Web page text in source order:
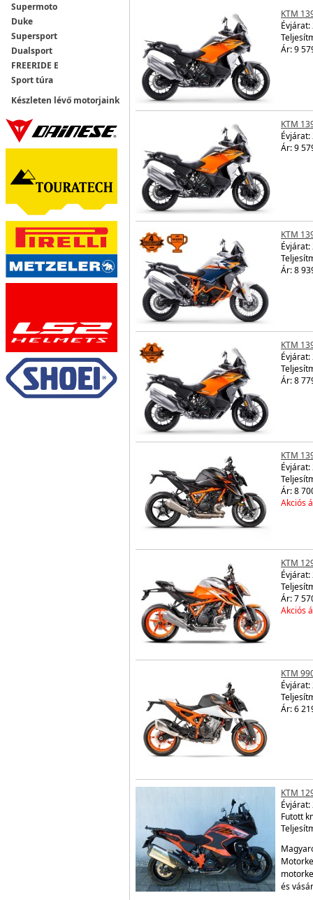
Supermoto
Duke
Supersport
Dualsport
FREERIDE E
Sport túra
Készleten lévő motorjaink
KTM
Évjárat:
Ár: 9
KTM
Évjárat:
Ár: 9
KTM
Évjárat:
Ár: 8
KTM
Évjárat:
Ár: 8
KTM
Évjárat:
Ár: 8
Akciós
KTM
Évjárat:
Ár: 7
Akciós
KTM
Évjárat:
Ár: 6
KTM
Évjárat:
Futott
és